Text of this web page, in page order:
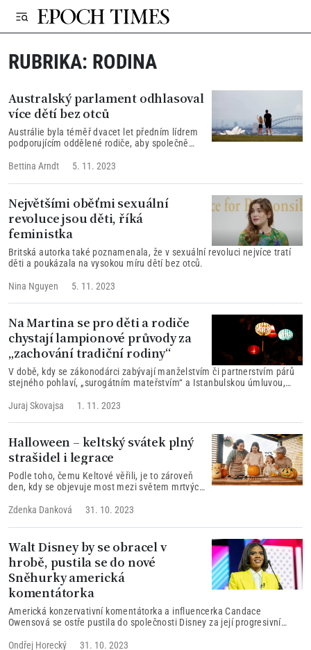
RUBRIKA: RODINA
Australský parlament odhlasoval
více dětí bez otců
Austrálie byla téměř dvacet let předním lídrem
podporujícím oddělené rodiče, aby společně
Bettina Arndt
5. 11. 2023
Největšími oběťmi sexuální
revoluce jsou děti, říká
feministka
Britská autorka také poznamenala, že v sexuální revoluci nejvíce tratí
děti a poukázala na vysokou míru dětí bez otců.
Nina Nguyen 5. 11. 2023
Na Martina se pro děti a rodiče
chystají lampionové průvody za
„zachování tradiční rodiny“
V době, kdy se zákonodárci zabývají manželstvím či partnerstvím párů
stejného pohlaví, „surogátním mateřstvím“ a Istanbulskou úmluvou,
„Family pride“.
Juraj Skovajsa 1. 11. 2023
Halloween – keltský svátek plný
strašidel i legrace
Podle toho, čemu Keltové věřili, je to zároveň
den, kdy se objevuje most mezi světem mrtvých
přicházet zpět mezi živé nebo pozůstalé.
živých i mrtvých.
Zdenka Danková 31. 10. 2023
Walt Disney by se obracel v
hrobě, pustila se do nové
Sněhurky americká
komentátorka
Americká konzervativní komentátorka a influencerka Candace
Owensová se ostře pustila do společnosti Disney za její progresivní
Sněhurka.
Ondřej Horecký 31. 10. 2023